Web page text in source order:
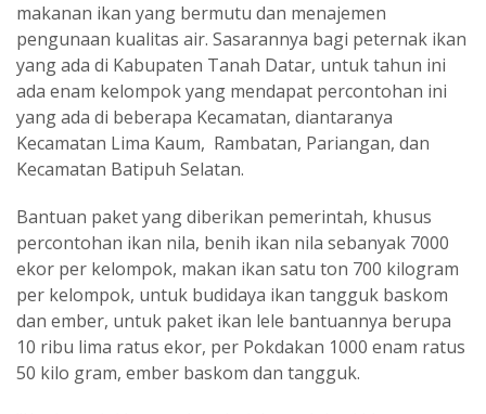
makanan ikan yang bermutu dan menajemen
pengunaan kualitas air. Sasarannya bagi peternak ikan
yang ada di Kabupaten Tanah Datar, untuk tahun ini
ada enam kelompok yang mendapat percontohan ini
yang ada di beberapa Kecamatan, diantaranya
Kecamatan Lima Kaum, Rambatan, Pariangan, dan
Kecamatan Batipuh Selatan.
Bantuan paket yang diberikan pemerintah, khusus
percontohan ikan nila, benih ikan nila sebanyak 7000
ekor per kelompok, makan ikan satu ton 700 kilogram
per kelompok, untuk budidaya ikan tangguk baskom
dan ember, untuk paket ikan lele bantuannya berupa
10 ribu lima ratus ekor, per Pokdakan 1000 enam ratus
50 kilo gram, ember baskom dan tangguk.